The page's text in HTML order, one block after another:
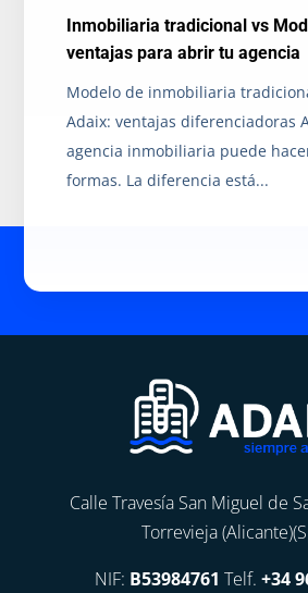
Inmobiliaria tradicional vs
ventajas para abrir tu agencia
Modelo de inmobiliaria
Adaix: ventajas diferenciadoras
agencia inmobiliaria puede
formas. La diferencia está...
Calle Travesía San Miguel de
Torrevieja
NIF: B53984761 Telf.+34